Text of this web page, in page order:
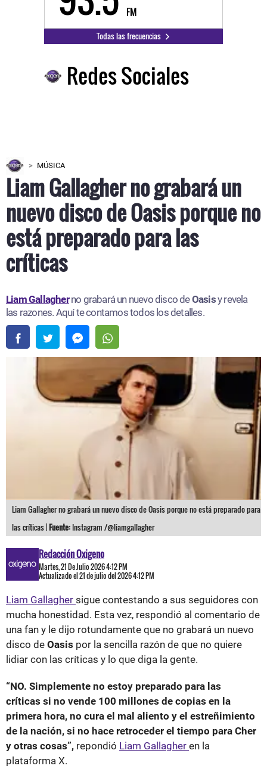
FM
Todas las frecuencias
Redes Sociales
MÚSICA
Liam Gallagher no grabará un
nuevo disco de Oasis porque no
está preparado para las
críticas
Liam Gallagherno grabará un nuevo disco deOasisy revela
las razones. Aquí te contamos todos los detalles.
Liam Gallagher no grabará un nuevo disco de Oasis porque no está preparado para
las críticas |Fuente: Instagram /@liamgallagher
Redacción Oxigeno
Martes, 21 De Julio 2026 4:12 PM
Actualizado el 21 de julio del 2026 4:12 PM
Liam Gallagher sigue contestando a sus seguidores con
mucha honestidad. Esta vez, respondió al comentario de
una fan y le dijo rotundamente que no grabará un nuevo
disco de Oasis por la sencilla razón de que no quiere
lidiar con las críticas y lo que diga la gente.
“NO. Simplemente no estoy preparado para las
críticas si no vende 100 millones de copias en la
primera hora, no cura el mal aliento y el estreñimiento
de la nación, si no hace retroceder el tiempo para Cher
y otras cosas”, repondió Liam Gallagher en la
plataforma X.